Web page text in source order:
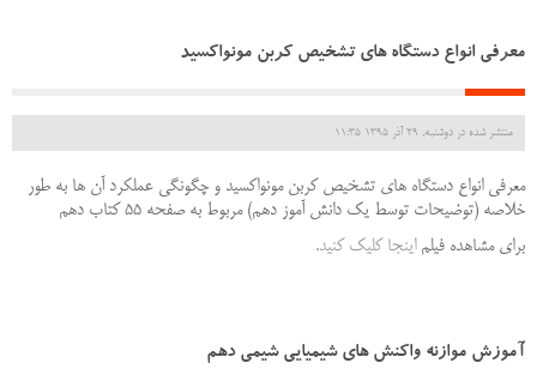
معرفی انواع دستگاه های تشخیص کربن مونواکسید
منتشر شده در دوشنبه, 29 آذر 1395 11:35
معرفی انواع دستگاه های تشخیص کربن مونواکسید و چگونگی عملکرد آن ها به طور
خلاصه (توضیحات توسط یک دانش آموز دهم) مربوط به صفحه 55 کتاب دهم
برای مشاهده فیلماینجا کلیک کنید.
آموزش موازنه واکنش های شیمیایی شیمی دهم